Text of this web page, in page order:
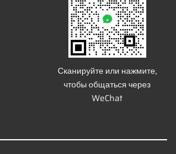
Сканируйте или нажмите,
чтобы общаться через
WeChat